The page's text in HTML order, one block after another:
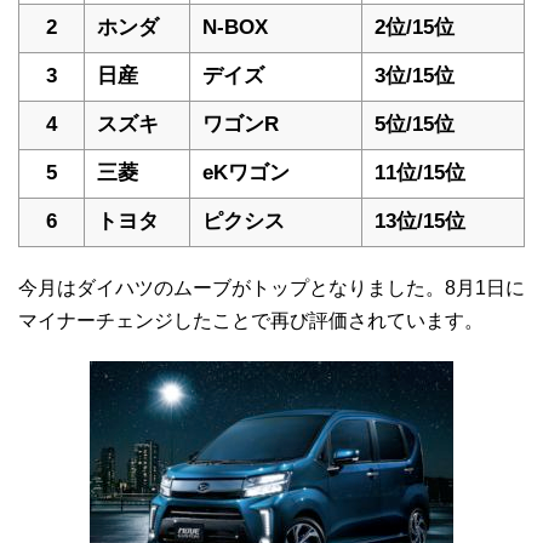
2 ホンダ N-BOX 2位/15位
3 日産 デイズ 3位/15位
4 スズキ ワゴンR 5位/15位
5 三菱 eKワゴン 11位/15位
6 トヨタ ピクシス 13位/15位
今月はダイハツのムーブがトップとなりました。8月1日に
マイナーチェンジしたことで再び評価されています。